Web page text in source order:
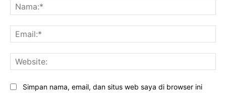
Simpan nama, email, dan situs web saya di browser ini